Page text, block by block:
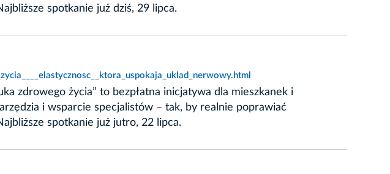
spotkanie już dziś, 29 lipca.
zdrowego życia” to bezpłatna inicjatywa dla mieszkanek i
i wsparcie specjalistów – tak, by realnie poprawiać
spotkanie już jutro, 22 lipca.